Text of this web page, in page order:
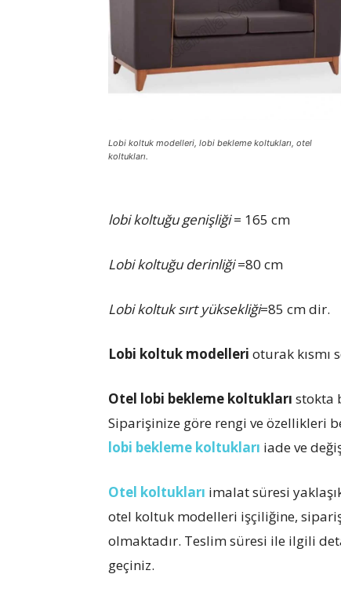
koltukları
Lobi koltuk modelleri, lobi bekleme koltukları, otel
koltukları.
lobi koltuğu genişliği= 165 cm
Lobi koltuğu derinliği=80 cm
Lobi koltuk sırt yüksekliği=85 cm dir.
Lobi koltuk modelleri oturak kısmı
Otel lobi bekleme koltukları stokta
Siparişinize göre rengi ve özellikleri
lobi bekleme koltukları iade ve
Otel koltukları imalat süresi
otel koltuk modelleri işçiliğine,
olmaktadır. Teslim süresi ile ilgili
geçiniz.